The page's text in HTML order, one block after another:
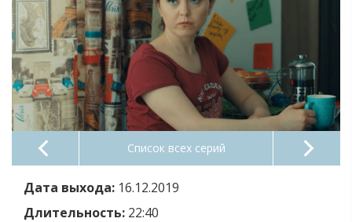
Список всех серий
Дата выхода: 16.12.2019
Длительность: 22:40